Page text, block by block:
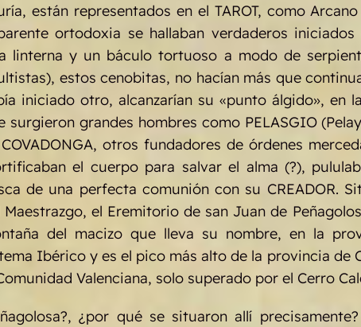
están representados en el TAROT, como
ortodoxia se hallaban verdaderos
linterna y un báculo tortuoso a modo de
estos cenobitas, no hacían más que
iniciado otro, alcanzarían su «punto álgido», en
surgieron grandes hombres como PELASGIO
otros fundadores de órdenes
el cuerpo para salvar el alma (?),
de una perfecta comunión con su CREADOR.
Maestrazgo, el Eremitorio de san Juan de
del macizo que lleva su nombre, en la
Ibérico y es el pico más alto de la provincia de
Valenciana, solo superado por el Cerro
¿por qué se situaron allí